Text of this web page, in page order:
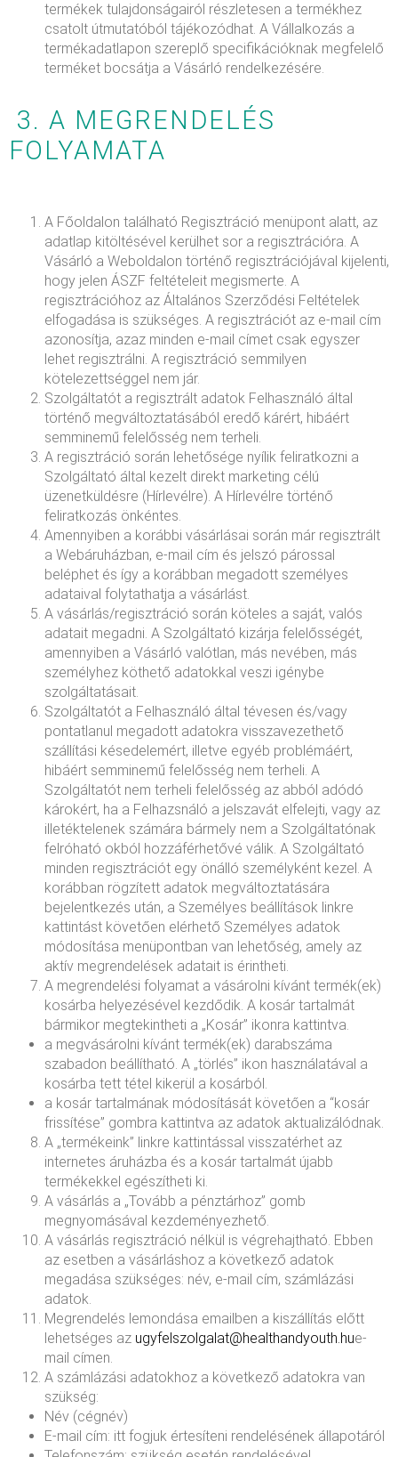
termékek tulajdonságairól részletesen a termékhez
csatolt útmutatóból tájékozódhat. A Vállalkozás a
termékadatlapon szereplő specifikációknak megfelelő
terméket bocsátja a Vásárló rendelkezésére.
3. A MEGRENDELÉS
FOLYAMATA
A Főoldalon található Regisztráció menüpont alatt, az
adatlap kitöltésével kerülhet sor a regisztrációra. A
Vásárló a Weboldalon történő regisztrációjával kijelenti,
hogy jelen ÁSZF feltételeit megismerte. A
regisztrációhoz az Általános Szerződési Feltételek
elfogadása is szükséges. A regisztrációt az e-mail cím
azonosítja, azaz minden e-mail címet csak egyszer
lehet regisztrálni. A regisztráció semmilyen
kötelezettséggel nem jár.
Szolgáltatót a regisztrált adatok Felhasználó által
történő megváltoztatásából eredő kárért, hibáért
semminemű felelősség nem terheli.
A regisztráció során lehetősége nyílik feliratkozni a
Szolgáltató által kezelt direkt marketing célú
üzenetküldésre (Hírlevélre). A Hírlevélre történő
feliratkozás önkéntes.
Amennyiben a korábbi vásárlásai során már regisztrált
a Webáruházban, e-mail cím és jelszó párossal
beléphet és így a korábban megadott személyes
adataival folytathatja a vásárlást.
A vásárlás/regisztráció során köteles a saját, valós
adatait megadni. A Szolgáltató kizárja felelősségét,
amennyiben a Vásárló valótlan, más nevében, más
személyhez köthető adatokkal veszi igénybe
szolgáltatásait.
Szolgáltatót a Felhasználó által tévesen és/vagy
pontatlanul megadott adatokra visszavezethető
szállítási késedelemért, illetve egyéb problémáért,
hibáért semminemű felelősség nem terheli. A
Szolgáltatót nem terheli felelősség az abból adódó
károkért, ha a Felhazsnáló a jelszavát elfelejti, vagy az
illetéktelenek számára bármely nem a Szolgáltatónak
felróható okból hozzáférhetővé válik. A Szolgáltató
minden regisztrációt egy önálló személyként kezel. A
korábban rögzített adatok megváltoztatására
bejelentkezés után, a Személyes beállítások linkre
kattintást követően elérhető Személyes adatok
módosítása menüpontban van lehetőség, amely az
aktív megrendelések adatait is érintheti.
A megrendelési folyamat a vásárolni kívánt termék(ek)
kosárba helyezésével kezdődik. A kosár tartalmát
bármikor megtekintheti a „Kosár” ikonra kattintva.
a megvásárolni kívánt termék(ek) darabszáma
szabadon beállítható. A „törlés” ikon használatával a
kosárba tett tétel kikerül a kosárból.
a kosár tartalmának módosítását követően a “kosár
frissítése” gombra kattintva az adatok aktualizálódnak.
A „termékeink” linkre kattintással visszatérhet az
internetes áruházba és a kosár tartalmát újabb
termékekkel egészítheti ki.
A vásárlás a „Tovább a pénztárhoz” gomb
megnyomásával kezdeményezhető.
A vásárlás regisztráció nélkül is végrehajtható. Ebben
az esetben a vásárláshoz a következő adatok
megadása szükséges: név, e-mail cím, számlázási
adatok.
Megrendelés lemondása emailben a kiszállítás előtt
lehetséges az ugyfelszolgalat@healthandyouth.hue-
mail címen.
A számlázási adatokhoz a következő adatokra van
szükség:
Név (cégnév)
E-mail cím: itt fogjuk értesíteni rendelésének állapotáról